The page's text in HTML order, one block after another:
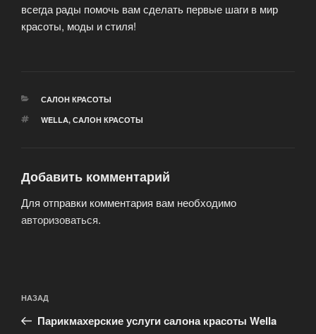
всегда рады помочь вам сделать первые шаги в мир
красоты, моды и стиля!
РУБРИКИ
САЛОН КРАСОТЫ
МЕТКИ
WELLA, САЛОН КРАСОТЫ
Добавить комментарий
Для отправки комментария вам необходимо
авторизоваться.
по
записям
Предыдущая
запись:
НАЗАД
Парикмахерские услуги салона красоты Wella